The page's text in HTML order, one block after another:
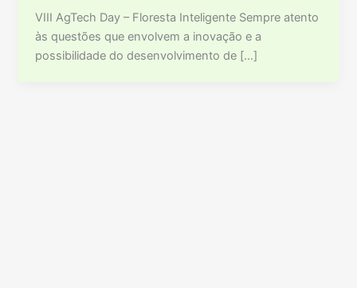
VIII AgTech Day – Floresta Inteligente Sempre atento
às questões que envolvem a inovação e a
possibilidade do desenvolvimento de […]